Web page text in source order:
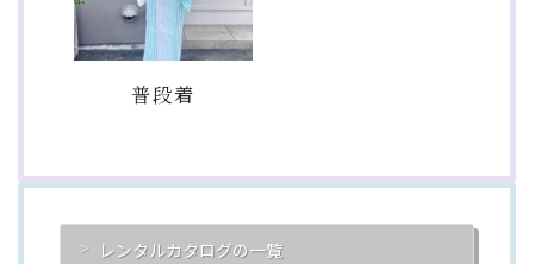
普段着
レンタルカタログの一覧